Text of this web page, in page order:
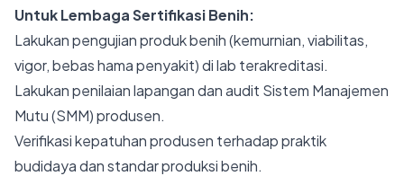
Untuk Lembaga Sertifikasi Benih:
Lakukan pengujian produk benih (kemurnian, viabilitas,
vigor, bebas hama penyakit) di lab terakreditasi.
Lakukan penilaian lapangan dan audit Sistem Manajemen
Mutu (SMM) produsen.
Verifikasi kepatuhan produsen terhadap praktik
budidaya dan standar produksi benih.